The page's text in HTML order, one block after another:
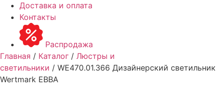
Доставка и оплата
Контакты
Распродажа
Главная / Каталог / Люстры и
светильники / WE470.01.366 Дизайнерский светильник
Wertmark EBBA